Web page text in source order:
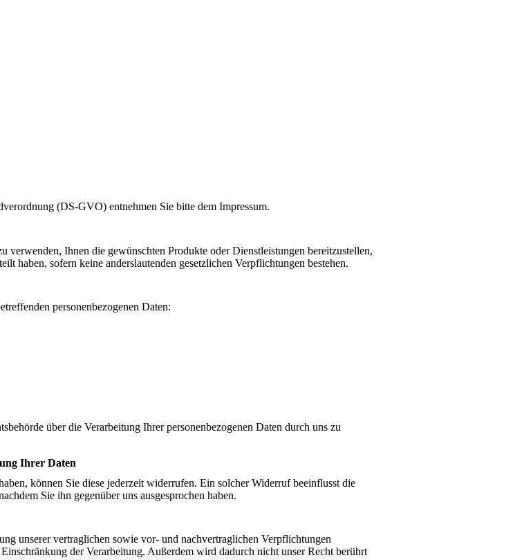
(DS-GVO) entnehmen Sie bitte dem Impressum.
Ihnen die gewünschten Produkte oder Dienstleistungen bereitzustellen,
haben, sofern keine anderslautenden gesetzlichen Verpflichtungen bestehen.
personenbezogenen Daten:
über die Verarbeitung Ihrer personenbezogenen Daten durch uns zu
Ihrer Daten
können Sie diese jederzeit widerrufen. Ein solcher Widerruf beeinflusst die
Sie ihn gegenüber uns ausgesprochen haben.
unserer vertraglichen sowie vor- und nachvertraglichen Verpflichtungen
der Verarbeitung. Außerdem wird dadurch nicht unser Recht berührt